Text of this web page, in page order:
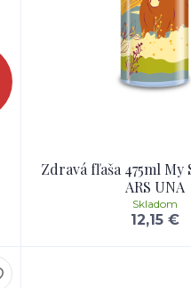
Zdravá fľaša 475ml My
ARS UNA
12,15 €
Skladom